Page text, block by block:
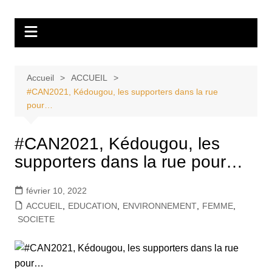
contenu
Tvdescollines
Accueil
ACCUEIL
#CAN2021, Kédougou, les supporters dans la rue
pour…
#CAN2021, Kédougou, les
supporters dans la rue pour…
février 10, 2022
ACCUEIL
EDUCATION ENVIRONNEMENT, FEMME,
SOCIETE